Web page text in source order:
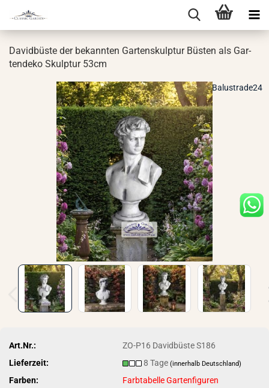
Da­vid­büs­te der be­kann­ten Gar­ten­skulp­tur Büs­ten als Gar­
ten­de­ko Skulp­tur 53cm
Balustrade24
Art.Nr.:
ZO-P16 Davidbüste S186
Lieferzeit:
8 Tage(innerhalb Deutschland)
Farben:
Farbtabelle Gartenfiguren